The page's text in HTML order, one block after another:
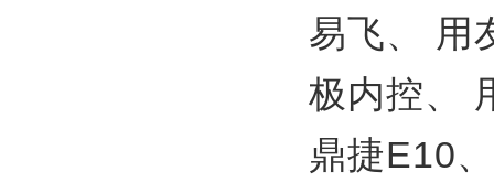
易飞、
用
极内控、
鼎捷E10、